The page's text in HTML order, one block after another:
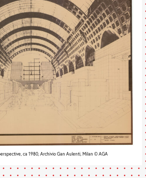
ca 1980, Archivio Gan Aulenti, Milan © AGA